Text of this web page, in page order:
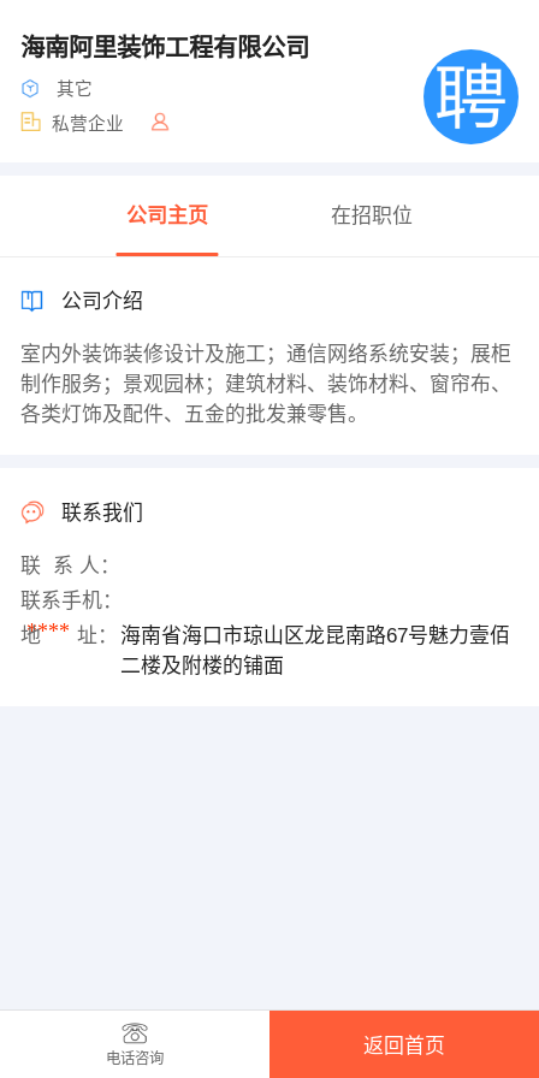
海南阿里装饰工程有限公司
其它
私营企业
公司主页 在招职位
公司介绍
室内外装饰装修设计及施工；通信网络系统安装；展柜
制作服务；景观园林；建筑材料、装饰材料、窗帘布、
各类灯饰及配件、五金的批发兼零售。
联系我们
联 系 人：
联系手机：
****
地 址：
海南省海口市琼山区龙昆南路67号魅力壹佰
二楼及附楼的铺面
电话咨询
返回首页